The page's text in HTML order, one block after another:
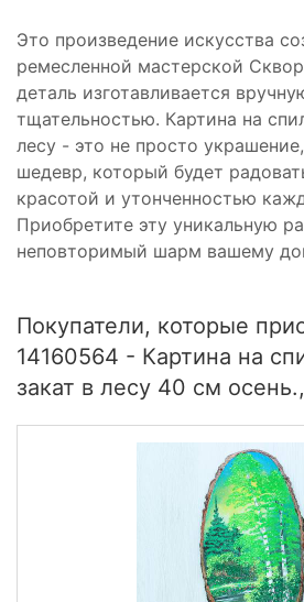
Это произведение искусства
ремесленной мастерской
деталь изготавливается
тщательностью. Картина на
лесу - это не просто
шедевр, который будет
красотой и утонченностью
Приобретите эту уникальную
неповторимый шарм вашему
Покупатели, которые
14160564 - Картина на
закат в лесу 40 см